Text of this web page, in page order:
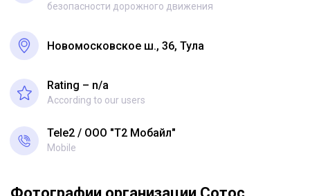
безопасности дорожного движения
Новомосковское ш., 36, Тула
Rating – n/a
According to our users
Tele2 ООО "Т2 Мобайл"
Mobile